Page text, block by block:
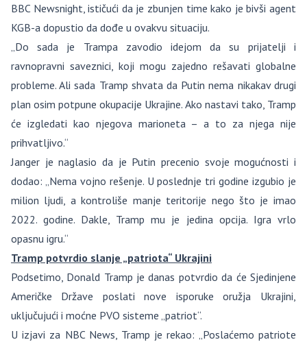
BBC Newsnight, ističući da je zbunjen time kako je bivši agent
KGB-a dopustio da dođe u ovakvu situaciju.
„Do sada je Trampa zavodio idejom da su prijatelji i
ravnopravni saveznici, koji mogu zajedno rešavati globalne
probleme. Ali sada Tramp shvata da Putin nema nikakav drugi
plan osim potpune okupacije Ukrajine. Ako nastavi tako, Tramp
će izgledati kao njegova marioneta – a to za njega nije
prihvatljivo.“
Janger je naglasio da je Putin precenio svoje mogućnosti i
dodao: „Nema vojno rešenje. U poslednje tri godine izgubio je
milion ljudi, a kontroliše manje teritorije nego što je imao
2022. godine. Dakle, Tramp mu je jedina opcija. Igra vrlo
opasnu igru.“
Tramp potvrdio slanje „patriota“ Ukrajini
Podsetimo, Donald Tramp je danas potvrdio da će Sjedinjene
Američke Države poslati nove isporuke oružja Ukrajini,
uključujući i moćne PVO sisteme „patriot“.
U izjavi za NBC News, Tramp je rekao: „Poslaćemo patriote